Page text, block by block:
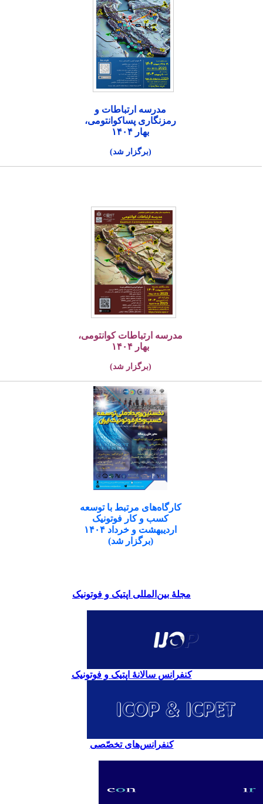
مدرسه ارتباطات و
رمزنگاری پساکوانتومی،
بهار ۱۴۰۴
(برگزار شد)
مدرسه ارتباطات کوانتومی،
بهار ۱۴۰۴
(برگزار شد)
کارگاه‌های مرتبط با توسعه
کسب و کار فوتونیک
اردیبهشت و خرداد ۱۴۰۴
(برگزار شد)
مجلۀ بین‌المللی اپتیک و فوتونیک
کنفرانس سالانۀ اپتیک و فوتونیک
کنفرانس‌های تخصّصی